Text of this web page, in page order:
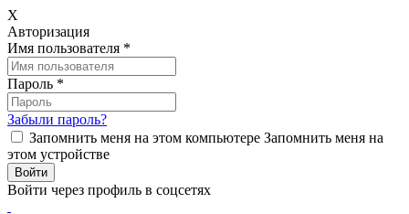
X
Авторизация
Имя пользователя *
Пароль *
Забыли пароль?
Запомнить меня на этом компьютере Запомнить меня на
этом устройстве
Войти через профиль в соцсетях